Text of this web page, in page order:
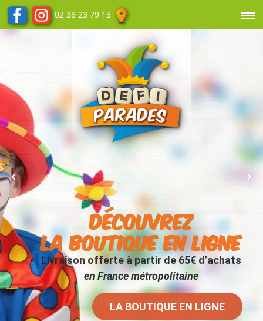
Découvrez
la boutique en ligne
Livraison offerte à partir de 65€ d’achats
en France métropolitaine
LA BOUTIQUE EN LIGNE
02 38 23 79 13